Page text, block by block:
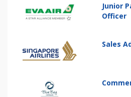
Junior
Officer
Sales